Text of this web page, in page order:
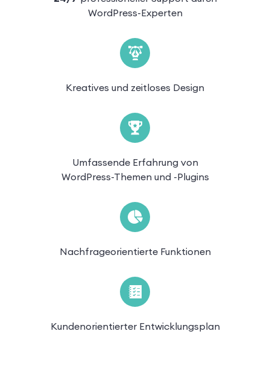
WordPress-Experten
Kreatives und zeitloses Design
Umfassende Erfahrung von
WordPress-Themen und -Plugins
Nachfrageorientierte Funktionen
Kundenorientierter Entwicklungsplan